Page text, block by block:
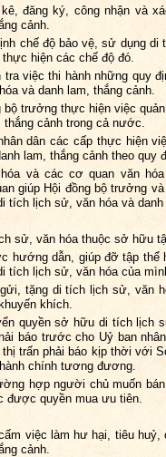
đăng ký, công nhận và
cảnh.
chế độ bảo vệ, sử dụng
hiện các chế độ đó.
tra việc thi hành những quy
và danh lam, thắng cảnh.
bộ trưởng thực hiện việc
thắng cảnh trong cả nước.
dân các cấp thực hiện
lam, thắng cảnh theo quy
và các cơ quan văn
giúp Hội đồng bộ trưởng
tích lịch sử, văn hóa và danh
sử, văn hóa thuộc sở hữu
hướng dẫn, giúp đỡ tập thể
tích lịch sử, văn hóa của
tặng di tích lịch sử, văn
khích.
quyền sở hữu di tích lịch
báo trước cho Uỷ ban
trấn phải báo kịp thời với
chính tương đương.
hợp người chủ muốn
được quyền mua ưu tiên.
việc làm hư hại, tiêu
cảnh.